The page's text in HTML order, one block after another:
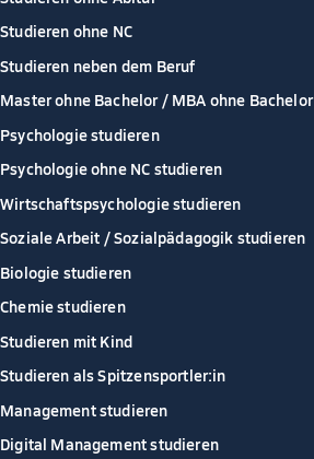
Studieren ohne NC
Studieren neben dem Beruf
Master ohne Bachelor / MBA ohne Bachelor
Psychologie studieren
Psychologie ohne NC studieren
Wirtschaftspsychologie studieren
Soziale Arbeit / Sozialpädagogik studieren
Biologie studieren
Chemie studieren
Studieren mit Kind
Studieren als Spitzensportler:in
Management studieren
Digital Management studieren